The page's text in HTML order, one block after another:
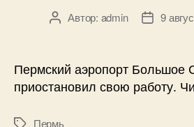
АвторАвтор: admin
Дата
9
Пермский аэропорт Большое
приостановил свою работу.
МеткиПермь